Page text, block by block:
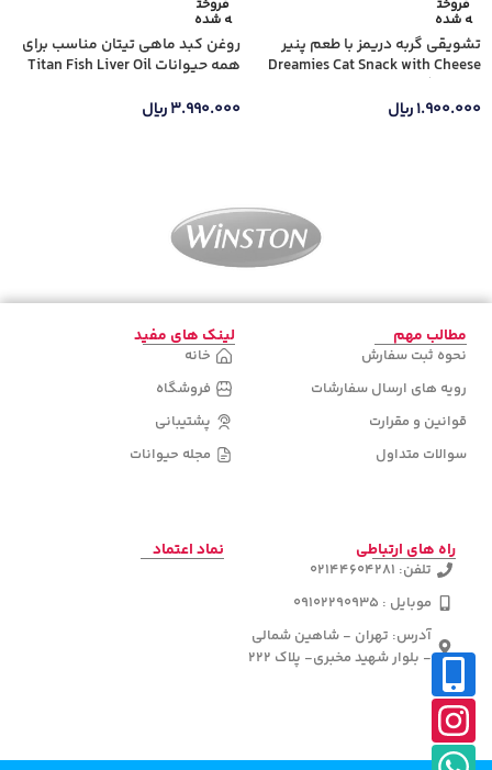
فروخت
ه شده
تشویقی گربه دریمز با طعم پنیر
Dreamies Cat Snack with Cheese
۱.۹۰۰.۰۰۰ریال
فروخت
ه شده
روغن کبد ماهی تیتان مناسب برای
همه حیوانات Titan Fish Liver Oil
میلی لیتر
۳.۹۹۰.۰۰۰ریال
مطالب مهم
نحوه ثبت سفارش
رویه های ارسال سفارشات
قوانین و مقرارت
سوالات متداول
لینک های مفید
خانه
فروشگاه
پشتیبانی
مجله حیوانات
راه های ارتباطی
تلفن: 02144604281
موبایل : 09102290935
آدرس: تهران - شاهین شمالی
- بلوار شهید مخبری- پلاک 222
نماد اعتماد